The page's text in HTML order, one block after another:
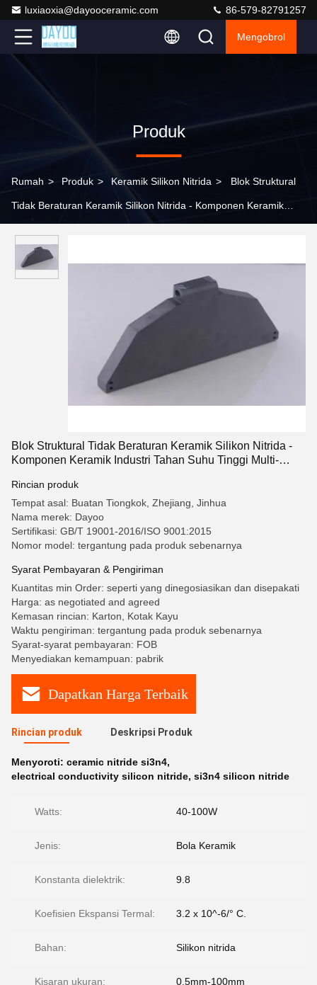
luxiaoxia@dayooceramic.com 86-579-82791257
Mengobrol
Produk
Rumah > Produk > Keramik Silikon Nitrida > Blok Struktural
Tidak Beraturan Keramik Silikon Nitrida - Komponen Keramik
Blok Struktural Tidak Beraturan Keramik Silikon Nitrida -
Komponen Keramik Industri Tahan Suhu Tinggi Multi-
Rincian produk
Tempat asal: Buatan Tiongkok, Zhejiang, Jinhua
Nama merek: Dayoo
Sertifikasi: GB/T 19001-2016/ISO 9001:2015
Nomor model: tergantung pada produk sebenarnya
Syarat Pembayaran & Pengiriman
Kuantitas min Order: seperti yang dinegosiasikan dan disepakati
Harga: as negotiated and agreed
Kemasan rincian: Karton, Kotak Kayu
Waktu pengiriman: tergantung pada produk sebenarnya
Syarat-syarat pembayaran: FOB
Menyediakan kemampuan: pabrik
Dapatkan Harga Terbaik
Rincian produk Deskripsi Produk
Menyoroti: ceramic nitride si3n4,
electrical conductivity silicon nitride, si3n4 silicon nitride
Watts: 40-100W
Jenis: Bola Keramik
Konstanta dielektrik: 9.8
Koefisien Ekspansi Termal: 3.2 x 10^-6/° C.
Bahan: Silikon nitrida
Kisaran ukuran: 0.5mm-100mm